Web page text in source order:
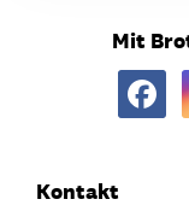
Mit
Kontakt